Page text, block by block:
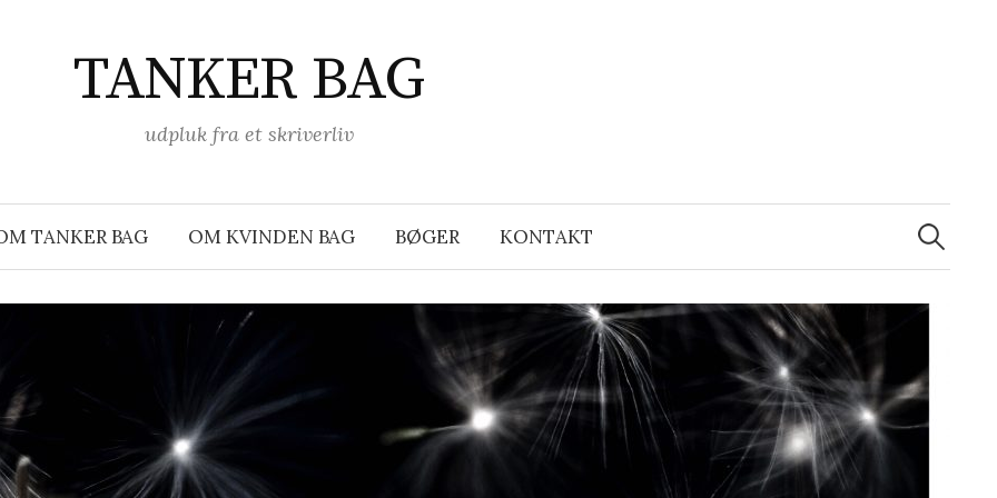
TANKER BAG
udpluk fra et skriverliv
TANKER BAG OM KVINDEN BAG BØGER KONTAKT S
ø
e